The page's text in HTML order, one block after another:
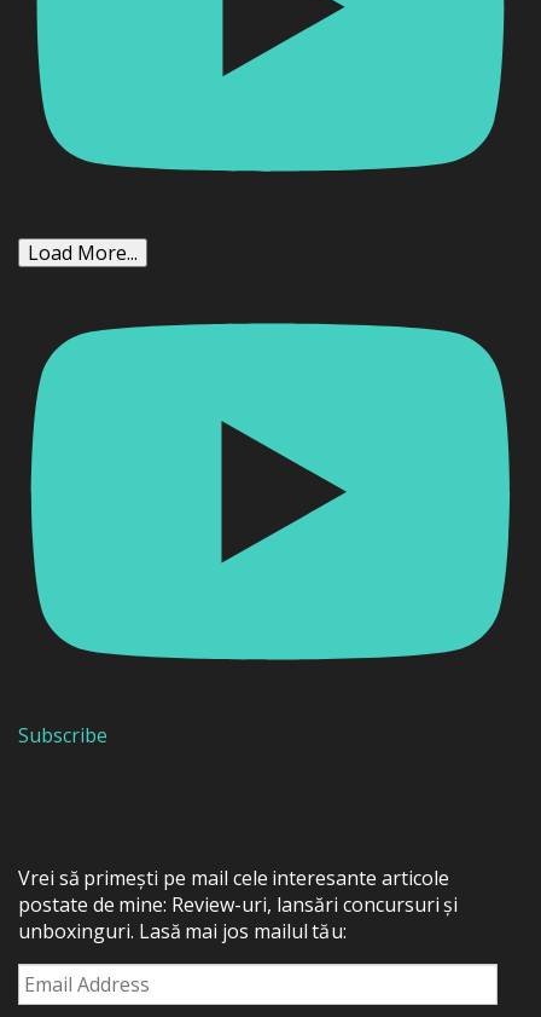
Load More...
Subscribe
Vrei să primești pe mail cele interesante articole
postate de mine: Review-uri, lansări concursuri și
unboxinguri. Lasă mai jos mailul tău:
Email
Address